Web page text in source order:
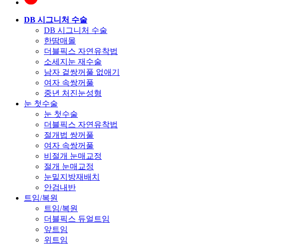
DB 시그니처 수술
DB 시그니처 수술
한땀매몰
더블픽스 자연유착법
소세지눈 재수술
남자 겉쌍꺼풀 없애기
여자 속쌍꺼풀
중년 처진눈성형
눈 첫수술
눈 첫수술
더블픽스 자연유착법
절개법 쌍꺼풀
여자 속쌍꺼풀
비절개 눈매교정
절개 눈매교정
눈밑지방재배치
안검내반
트임/복원
트임/복원
더블픽스 듀얼트임
앞트임
위트임